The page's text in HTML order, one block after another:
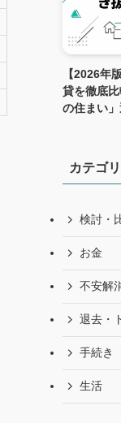
【2026年
貸を徹底
の住まい
カテゴリ
検討・
お金
不安解
退去・
手続き
生活